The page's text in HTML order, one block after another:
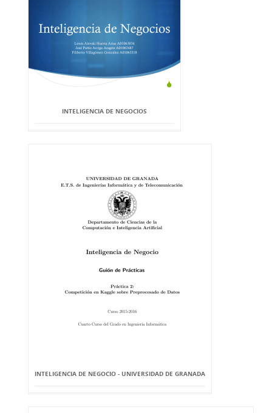
INTELIGENCIA DE NEGOCIOS
INTELIGENCIA DE NEGOCIO - UNIVERSIDAD DE GRANADA